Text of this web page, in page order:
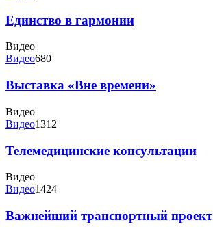
Единство в гармонии
Видео
Видео680
Выставка «Вне времени»
Видео
Видео1312
Телемедицинские консультации
Видео
Видео1424
Важнейший транспортный проект